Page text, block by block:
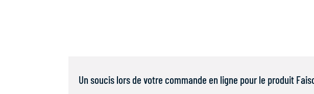
Un soucis lors de votre commande en ligne pour le produit